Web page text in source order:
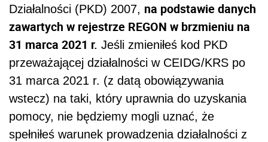
Działalności (PKD) 2007, na podstawie danych
zawartych w rejestrze REGON w brzmieniu na
31 marca 2021 r. Jeśli zmieniłeś kod PKD
przeważającej działalności w CEIDG/KRS po
31 marca 2021 r. (z datą obowiązywania
wstecz) na taki, który uprawnia do uzyskania
pomocy, nie będziemy mogli uznać, że
spełniłeś warunek prowadzenia działalności z